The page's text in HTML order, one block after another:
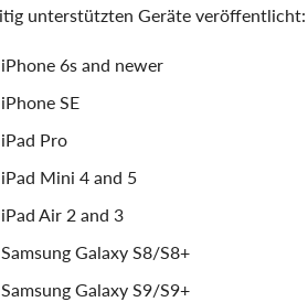
unterstützten Geräte veröffentlicht:
iPhone 6s and newer
iPhone SE
iPad Pro
iPad Mini 4 and 5
iPad Air 2 and 3
Samsung Galaxy S8/S8+
Samsung Galaxy S9/S9+